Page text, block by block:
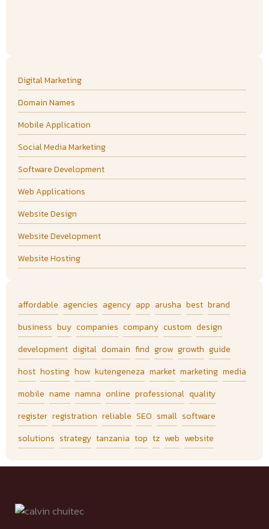
Digital Marketing
Domain Names
Mobile Application
Social Media Marketing
Software Development
Web Applications
Website Design
Website Development
Website Hosting
affordable agencies agency app arusha best brand
business buy companies company custom design
development digital domain find grow growth guide
host hosting how kutengeneza market marketing media
mobile name namna online professional quality
register registration reliable SEO small software
solutions strategy tanzania top tz web website